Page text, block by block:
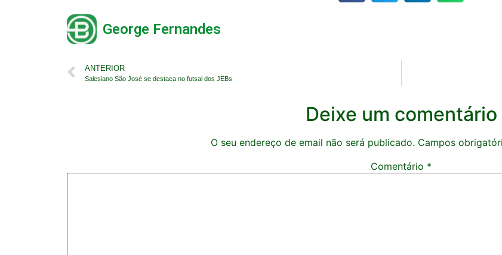
George Fernandes
ANTERIOR
Salesiano São José se destaca no futsal dos JEBs
Deixe um comentário
O seu endereço de email não será publicado. Campos
Comentário *